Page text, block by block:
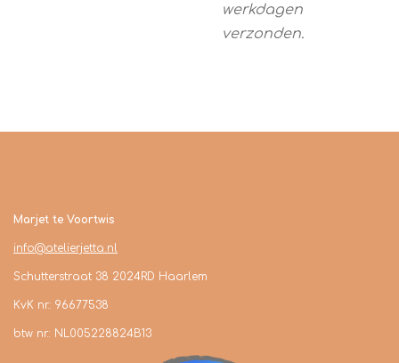
werkdagen
verzonden.
Marjet te Voortwis
info@atelierjetta.nl
Schutterstraat 38 2024RD Haarlem
KvK nr.: 96677538
btw nr.: NL005228824B13